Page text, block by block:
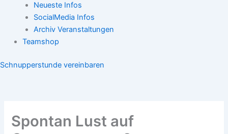
Neueste Infos
SocialMedia Infos
Archiv Veranstaltungen
Teamshop
Schnupperstunde vereinbaren
Spontan Lust auf